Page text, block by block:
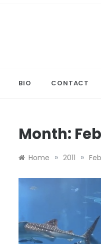
BIO CONTACT
Month:
Home » 2011 »